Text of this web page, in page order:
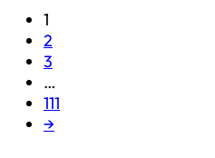
1
2
3
…
111
→